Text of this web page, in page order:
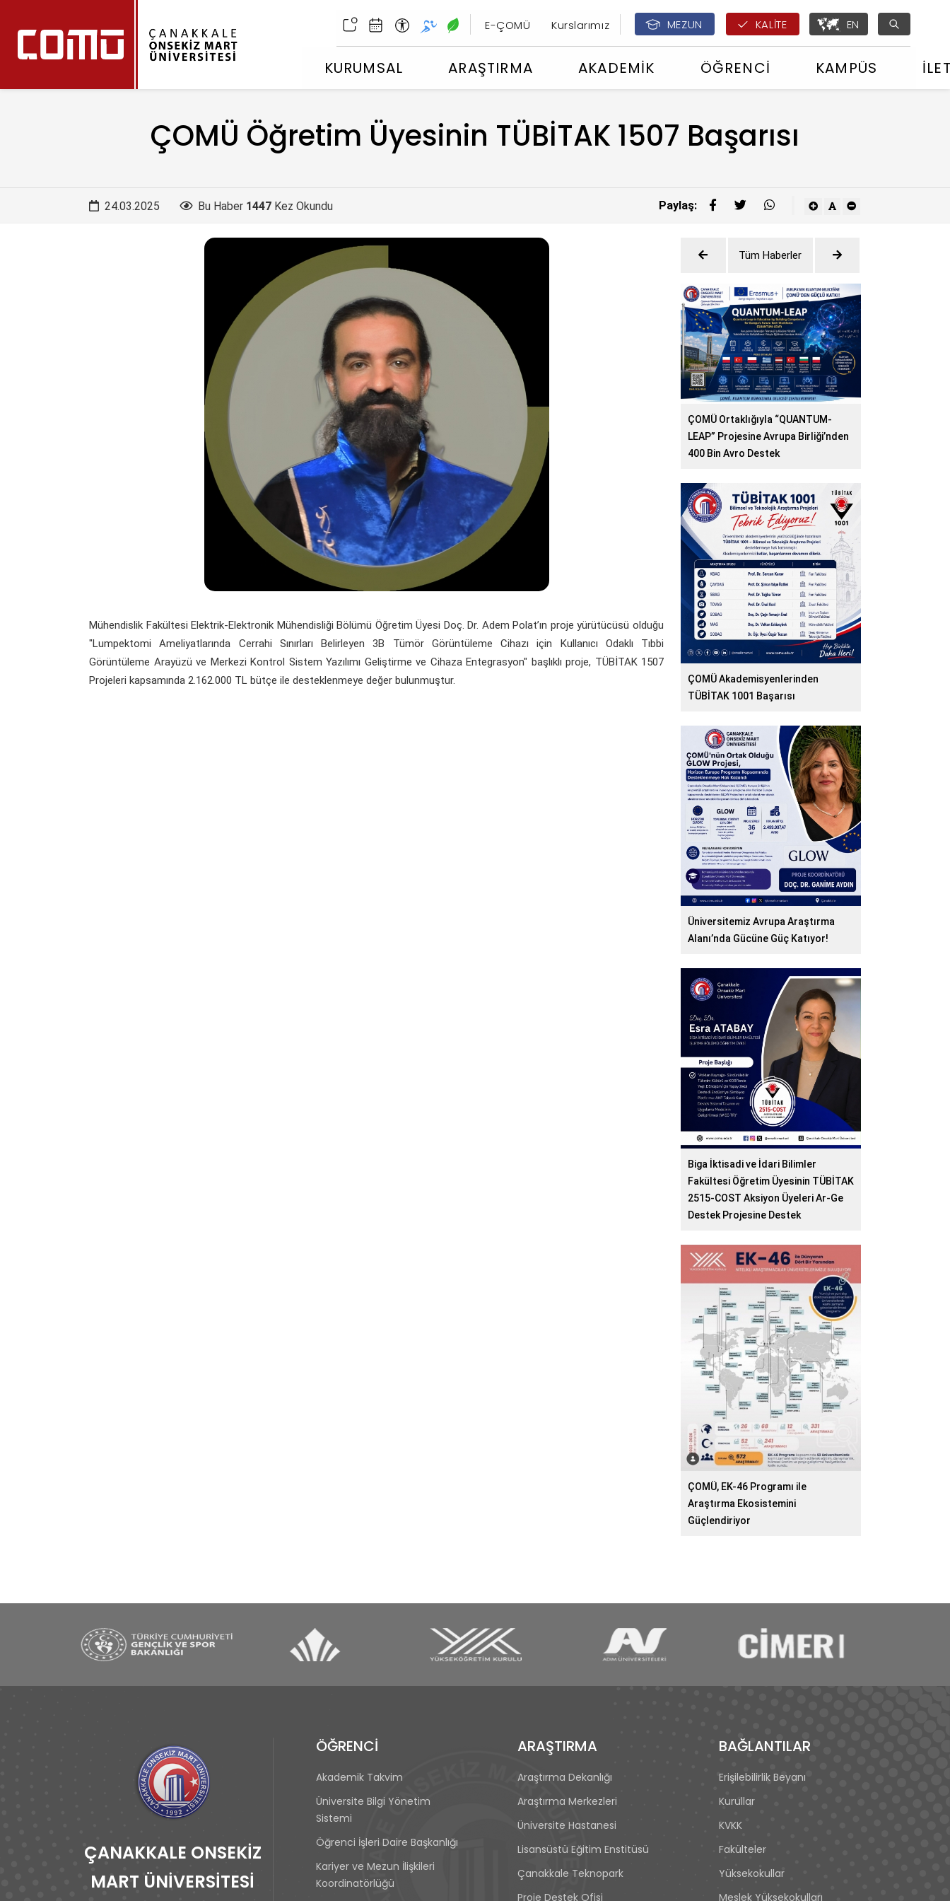
E-ÇOMÜ Kurslarımız MEZUN KALİTE EN
English - ÇOMÜ
KURUMSAL ARAŞTIRMA AKADEMİK ÖĞRENCİ KAMPÜS
ÇOMÜ Öğretim Üyesinin TÜBİTAK 1507 Başarısı
24.03.2025 Bu Haber 1447 Kez Okundu Paylaş:
Mühendislik Fakültesi Elektrik-Elektronik Mühendisliği Bölümü Öğretim Üyesi Doç. Dr. Adem Polat’ın proje yürütücüsü olduğu
"Lumpektomi Ameliyatlarında Cerrahi Sınırları Belirleyen 3B Tümör Görüntüleme Cihazı için Kullanıcı Odaklı Tıbbi
Görüntüleme Arayüzü ve Merkezi Kontrol Sistem Yazılımı Geliştirme ve Cihaza Entegrasyon" başlıklı proje, TÜBİTAK 1507
Projeleri kapsamında 2.162.000 TL bütçe ile desteklenmeye değer bulunmuştur.
Tüm Haberler
ÇOMÜ Ortaklığıyla “QUANTUM-
LEAP” Projesine Avrupa Birliği’nden
400 Bin Avro Destek
ÇOMÜ Akademisyenlerinden
TÜBİTAK 1001 Başarısı
Üniversitemiz Avrupa Araştırma
Alanı’nda Gücüne Güç Katıyor!
Biga İktisadi ve İdari Bilimler
Fakültesi Öğretim Üyesinin TÜBİTAK
2515-COST Aksiyon Üyeleri Ar-Ge
Destek Projesine Destek
ÇOMÜ, EK-46 Programı ile
Araştırma Ekosistemini
Güçlendiriyor
ÇANAKKALE ONSEKİZ
MART ÜNİVERSİTESİ
ÖĞRENCİ
Akademik Takvim
Üniversite Bilgi Yönetim
Sistemi
Öğrenci İşleri Daire Başkanlığı
Kariyer ve Mezun İlişkileri
Koordinatörlüğü
ARAŞTIRMA
Araştırma Dekanlığı
Araştırma Merkezleri
Üniversite Hastanesi
Lisansüstü Eğitim Enstitüsü
Çanakkale Teknopark
Proje Destek Ofisi
BAĞLANTILAR
Erişilebilirlik Beyanı
Kurullar
KVKK
Fakülteler
Yüksekokullar
Meslek Yüksekokulları